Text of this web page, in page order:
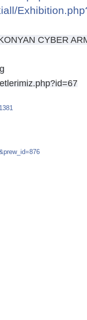
CYBER